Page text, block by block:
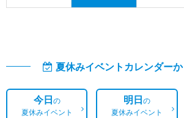
夏休みイベントカレンダー
今日の
夏休みイベント
明日の
夏休みイベント